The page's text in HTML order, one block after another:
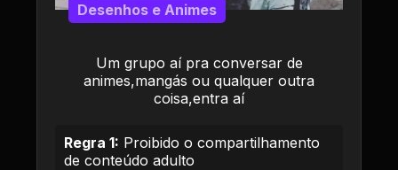
Um grupo aí pra conversar de
animes,mangás ou qualquer outra
coisa,entra aí
Desenhos e Animes
Regra 1: Proibido o compartilhamento
de conteúdo adulto